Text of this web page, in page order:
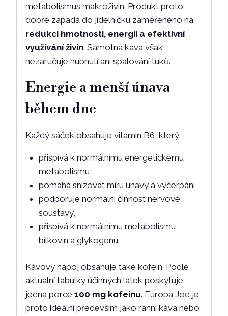
metabolismus makroživin. Produkt proto
dobře zapadá do jídelníčku zaměřeného na
redukci hmotnosti, energii a efektivní
využívání živin. Samotná káva však
nezaručuje hubnutí ani spalování tuků.
Energie a menší únava
během dne
Každý sáček obsahuje vitamin B6, který:
přispívá k normálnímu energetickému
metabolismu,
pomáhá snižovat míru únavy a vyčerpání,
podporuje normální činnost nervové
soustavy,
přispívá k normálnímu metabolismu
bílkovin a glykogenu.
Kávový nápoj obsahuje také kofein. Podle
aktuální tabulky účinných látek poskytuje
jedna porce 100 mg kofeinu. Europa Joe je
proto ideální především jako ranní káva nebo